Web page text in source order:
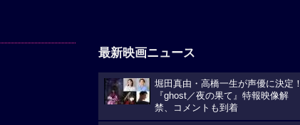
最新映画ニュース
堀田真由・高橋一生が声優に決定！
『ghost／夜の果て』特報映像解
禁、コメントも到着